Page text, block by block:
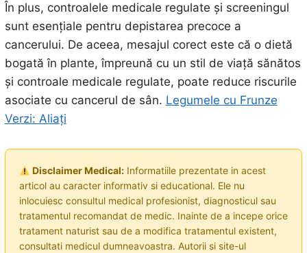
În plus, controalele medicale regulate și screeningul
sunt esențiale pentru depistarea precoce a
cancerului. De aceea, mesajul corect este că o dietă
bogată în plante, împreună cu un stil de viață sănătos
și controale medicale regulate, poate reduce riscurile
asociate cu cancerul de sân. Legumele cu Frunze
Verzi: Aliați
Disclaimer Medical:Informatiile prezentate in acest
articol au caracter informativ si educational. Ele nu
inlocuiesc consultul medical profesionist, diagnosticul sau
tratamentul recomandat de medic. Inainte de a incepe orice
tratament naturist sau de a modifica tratamentul existent,
consultati medicul dumneavoastra. Autorii si site-ul